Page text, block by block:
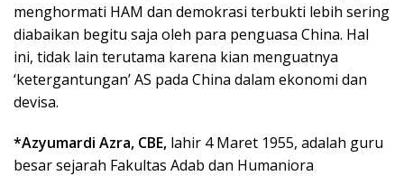
menghormati HAM dan demokrasi terbukti lebih sering
diabaikan begitu saja oleh para penguasa China. Hal
ini, tidak lain terutama karena kian menguatnya
‘ketergantungan’ AS pada China dalam ekonomi dan
devisa.
*Azyumardi Azra, CBE, lahir 4 Maret 1955, adalah guru
besar sejarah Fakultas Adab dan Humaniora